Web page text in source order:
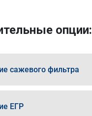
опции:
сажевого фильтра
ЕГР